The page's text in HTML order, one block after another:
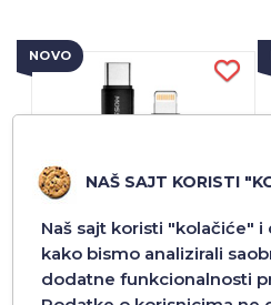
NOVO
USB KABL MOSSILY JT193
NAŠ SAJT KORISTI
Naš sajt koristi "kolačiće"
kako bismo analizirali
dodatne funkcionalnosti